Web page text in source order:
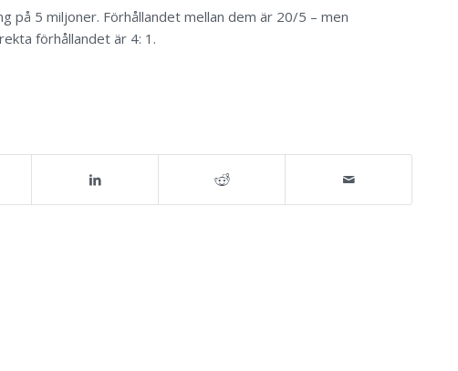
på 5 miljoner. Förhållandet mellan dem är 20/5 – men
förhållandet är 4: 1.